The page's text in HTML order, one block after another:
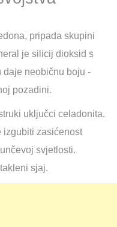
pripada skupini
je silicij dioksid s
daje neobičnu boju -
pozadini.
uključci celadonita.
izgubiti zasićenost
svjetlosti.
sjaj.